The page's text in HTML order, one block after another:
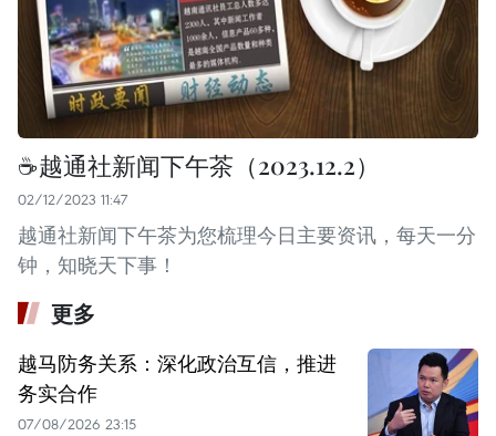
☕️越通社新闻下午茶（2023.12.2）
02/12/2023 11:47
越通社新闻下午茶为您梳理今日主要资讯，每天一分
钟，知晓天下事！
更多
越马防务关系：深化政治互信，推进
务实合作
07/08/2026 23:15